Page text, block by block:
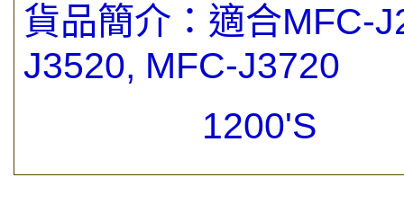
貨品簡介： 適合MFC-
J3520, MFC-J3720
1200'S